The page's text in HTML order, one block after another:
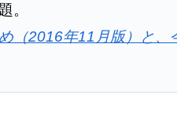
。
（2016年11月版）と